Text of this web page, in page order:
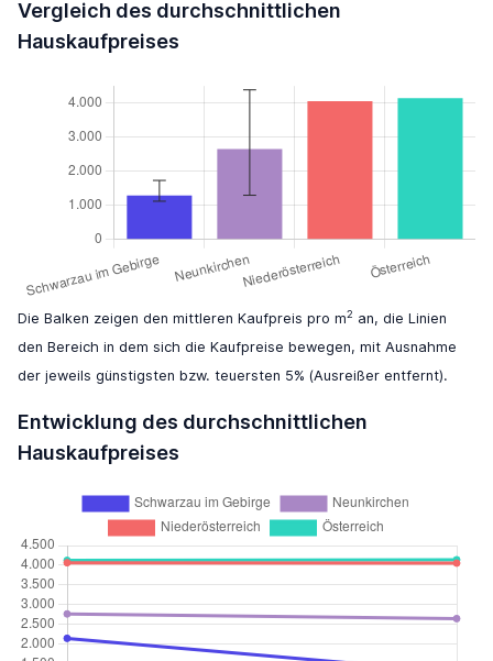
Vergleich des durchschnittlichen
Hauskaufpreises
Die Balken zeigen den mittleren Kaufpreis pro m2 an, die Linien
den Bereich in dem sich die Kaufpreise bewegen, mit Ausnahme
der jeweils günstigsten bzw. teuersten 5% (Ausreißer entfernt).
Entwicklung des durchschnittlichen
Hauskaufpreises